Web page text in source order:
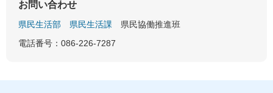
お問い合わせ
県民生活部 県民生活課
県民協働推進班
電話番号：086-226-7287